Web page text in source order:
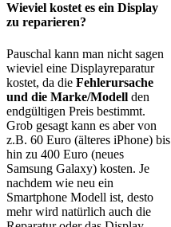
Wieviel kostet es ein Display
zu reparieren?
Pauschal kann man nicht sagen
wieviel eine Displayreparatur
kostet, da die Fehlerursache
und die Marke/Modell den
endgültigen Preis bestimmt.
Grob gesagt kann es aber von
z.B. 60 Euro (älteres iPhone) bis
hin zu 400 Euro (neues
Samsung Galaxy) kosten. Je
nachdem wie neu ein
Smartphone Modell ist, desto
mehr wird natürlich auch die